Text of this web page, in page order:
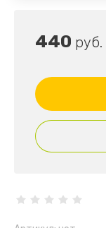
440 руб.